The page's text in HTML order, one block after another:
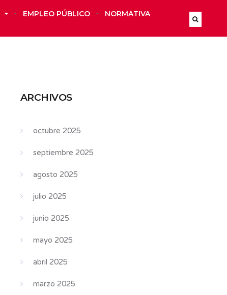
EMPLEO PÚBLICO
NORMATIVA
ARCHIVOS
octubre 2025
septiembre 2025
agosto 2025
julio 2025
junio 2025
mayo 2025
abril 2025
marzo 2025